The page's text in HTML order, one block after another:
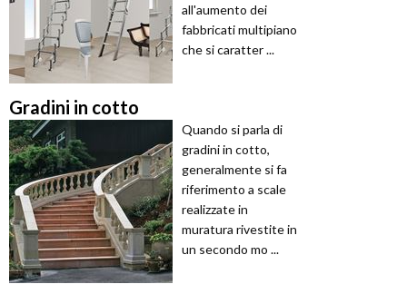
all'aumento dei
fabbricati multipiano
che si caratter ...
Gradini in cotto
Quando si parla di
gradini in cotto,
generalmente si fa
riferimento a scale
realizzate in
muratura rivestite in
un secondo mo ...